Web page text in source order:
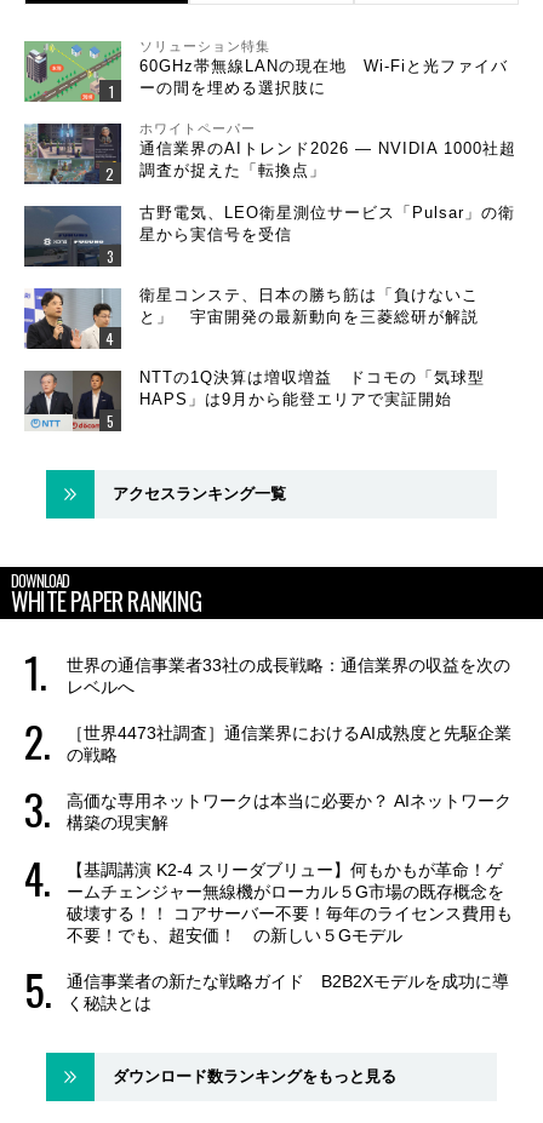
ソリューション特集
60GHz帯無線LANの現在地 Wi-Fiと光ファイバ
ーの間を埋める選択肢に
ホワイトペーパー
通信業界のAIトレンド2026 ― NVIDIA 1000社超
調査が捉えた「転換点」
古野電気、LEO衛星測位サービス「Pulsar」の衛
星から実信号を受信
衛星コンステ、日本の勝ち筋は「負けないこ
と」 宇宙開発の最新動向を三菱総研が解説
NTTの1Q決算は増収増益 ドコモの「気球型
HAPS」は9月から能登エリアで実証開始
アクセスランキング一覧
DOWNLOAD
WHITE PAPER RANKING
世界の通信事業者33社の成長戦略：通信業界の収益を次の
レベルへ
［世界4473社調査］通信業界におけるAI成熟度と先駆企業
の戦略
高価な専用ネットワークは本当に必要か？ AIネットワーク
構築の現実解
【基調講演 K2-4 スリーダブリュー】何もかもが革命！ゲ
ームチェンジャー無線機がローカル５G市場の既存概念を
破壊する！！ コアサーバー不要！毎年のライセンス費用も
不要！でも、超安価！ の新しい５Gモデル
通信事業者の新たな戦略ガイド B2B2Xモデルを成功に導
く秘訣とは
ダウンロード数ランキングをもっと見る